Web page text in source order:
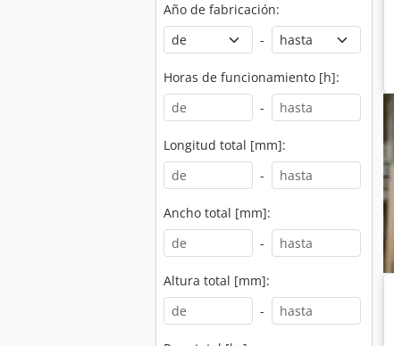
Año de fabricación:
-
Horas de funcionamiento [h]:
-
Longitud total [mm]:
-
Ancho total [mm]:
-
Altura total [mm]:
-